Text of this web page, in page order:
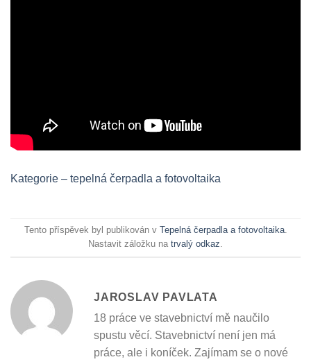
Kategorie – tepelná čerpadla a fotovoltaika
Tento příspěvek byl publikován v Tepelná čerpadla a fotovoltaika.
Nastavit záložku na trvalý odkaz
JAROSLAV PAVLATA
18 práce ve stavebnictví mě naučilo
spustu věcí. Stavebnictví není jen má
práce, ale i koníček. Zajímam se o nové